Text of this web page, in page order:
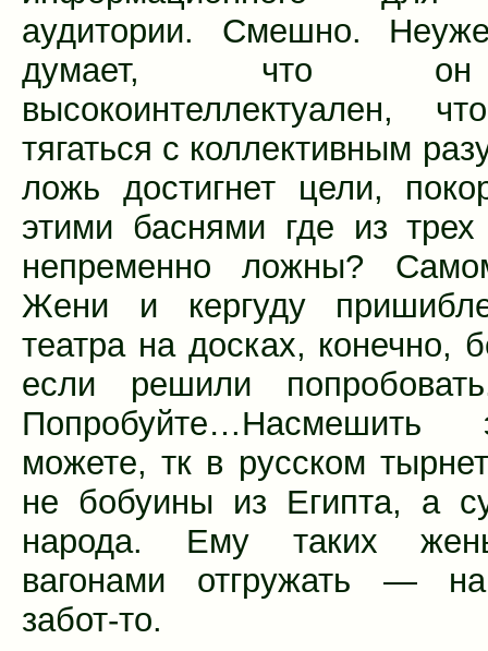
аудитории. Смешно.
думает, что
высокоинтеллектуален,
тягаться с коллективным
ложь достигнет цели,
этими баснями где из
непременно ложны?
Жени и кергуду
театра на досках, конечно,
если решили
можете, тк в русском
не бобуины из Египта, а
народа. Ему таких
вагонами отгружать —
забот-то.